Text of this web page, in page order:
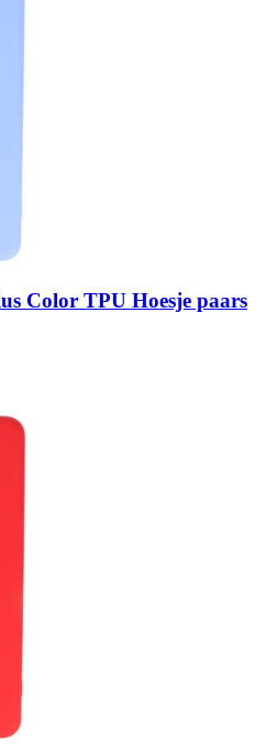
Color TPU Hoesje paars